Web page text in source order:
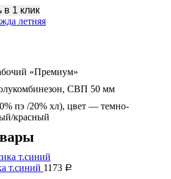
в 1 клик
летняя
«Премиум»
СВП 50 мм
пэ /20% хл), цвет — темно-
красный
т.синий 1173 Р